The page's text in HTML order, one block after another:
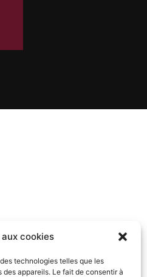
cookies
technologies telles que les
appareils. Le fait de consentir à